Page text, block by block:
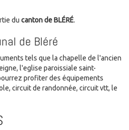
du canton de BLÉRÉ.
de Bléré
tels que la chapelle de l'ancien
l'eglise paroissiale saint-
profiter des équipements
circuit de randonnée, circuit vtt, le